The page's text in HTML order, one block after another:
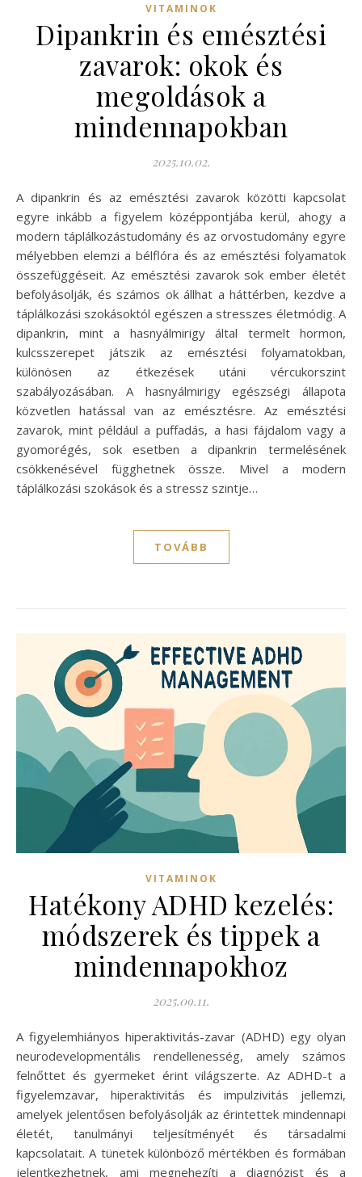
VITAMINOK
Dipankrin és emésztési
zavarok: okok és
megoldások a
mindennapokban
2025.10.02.
A dipankrin és az emésztési zavarok közötti kapcsolat
egyre inkább a figyelem középpontjába kerül, ahogy a
modern táplálkozástudomány és az orvostudomány egyre
mélyebben elemzi a bélflóra és az emésztési folyamatok
összefüggéseit. Az emésztési zavarok sok ember életét
befolyásolják, és számos ok állhat a háttérben, kezdve a
táplálkozási szokásoktól egészen a stresszes életmódig. A
dipankrin, mint a hasnyálmirigy által termelt hormon,
kulcsszerepet játszik az emésztési folyamatokban,
különösen az étkezések utáni vércukorszint
szabályozásában. A hasnyálmirigy egészségi állapota
közvetlen hatással van az emésztésre. Az emésztési
zavarok, mint például a puffadás, a hasi fájdalom vagy a
gyomorégés, sok esetben a dipankrin termelésének
csökkenésével függhetnek össze. Mivel a modern
táplálkozási szokások és a stressz szintje…
TOVÁBB
VITAMINOK
Hatékony ADHD kezelés:
módszerek és tippek a
mindennapokhoz
2025.09.11.
A figyelemhiányos hiperaktivitás-zavar (ADHD) egy olyan
neurodevelopmentális rendellenesség, amely számos
felnőttet és gyermeket érint világszerte. Az ADHD-t a
figyelemzavar, hiperaktivitás és impulzivitás jellemzi,
amelyek jelentősen befolyásolják az érintettek mindennapi
életét, tanulmányi teljesítményét és társadalmi
kapcsolatait. A tünetek különböző mértékben és formában
jelentkezhetnek, ami megnehezíti a diagnózist és a